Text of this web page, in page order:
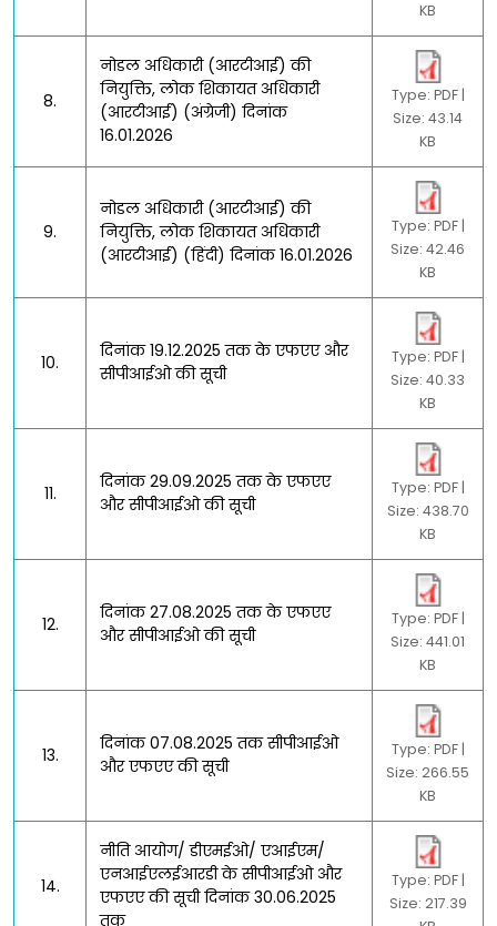
KB
8.
नोडल अधिकारी (आरटीआई) की
नियुक्ति, लोक शिकायत अधिकारी
(आरटीआई) (अंग्रेजी) दिनांक
16.01.2026
Type: PDF |
Size: 43.14
KB
9.
नोडल अधिकारी (आरटीआई) की
नियुक्ति, लोक शिकायत अधिकारी
(आरटीआई) (हिंदी) दिनांक 16.01.2026
Type: PDF |
Size: 42.46
KB
10.
दिनांक 19.12.2025 तक के एफएए और
सीपीआईओ की सूची
Type: PDF |
Size: 40.33
KB
11.
दिनांक 29.09.2025 तक के एफएए
और सीपीआईओ की सूची
Type: PDF |
Size: 438.70
KB
12.
दिनांक 27.08.2025 तक के एफएए
और सीपीआईओ की सूची
Type: PDF |
Size: 441.01
KB
13.
दिनांक 07.08.2025 तक सीपीआईओ
और एफएए की सूची
Type: PDF |
Size: 266.55
KB
14.
नीति आयोग/ डीएमईओ/ एआईएम/
एनआईएलईआरडी के सीपीआईओ और
एफएए की सूची दिनांक 30.06.2025
तक
Type: PDF |
Size: 217.39